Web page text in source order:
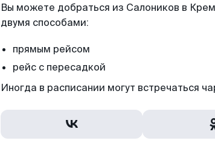
Вы можете добраться из Салоников в
двумя способами:
прямым рейсом
рейс с пересадкой
Иногда в расписании могут встречаться